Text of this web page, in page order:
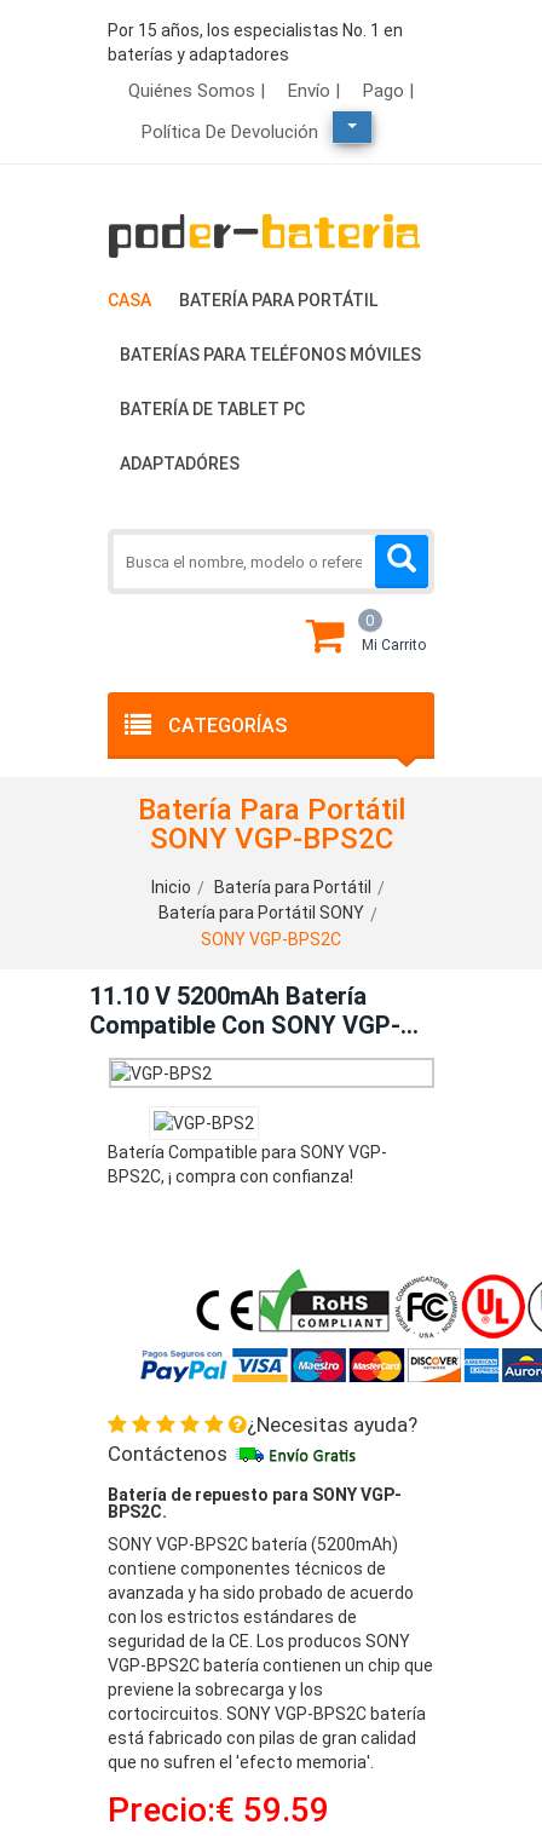
Por 15 años, los especialistas No. 1 en
baterías y adaptadores
Quiénes Somos | Envío |
Pago |
Política De Devolución
CASA BATERÍA PARA PORTÁTIL
BATERÍAS PARA TELÉFONOS MÓVILES
BATERÍA DE TABLET PC
ADAPTADÓRES
CATEGORÍAS
0
Mi Carrito
Batería Para Portátil
SONY VGP-BPS2C
Inicio
Batería para Portátil
Batería para Portátil SONY
SONY VGP-BPS2C
11.10 V 5200mAh Batería
Compatible Con SONY VGP-
BPS2C
Batería Compatible para SONY VGP-
BPS2C, ¡ compra con confianza!
¿Necesitas ayuda?
Contáctenos
Batería de repuesto para SONY VGP-
BPS2C.
SONY VGP-BPS2C batería (5200mAh)
contiene componentes técnicos de
avanzada y ha sido probado de acuerdo
con los estrictos estándares de
seguridad de la CE. Los producos SONY
VGP-BPS2C batería contienen un chip que
previene la sobrecarga y los
cortocircuitos. SONY VGP-BPS2C batería
está fabricado con pilas de gran calidad
que no sufren el 'efecto memoria'.
Precio:€ 59.59